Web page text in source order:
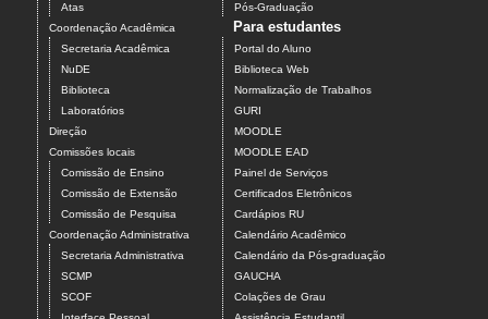
Atas
Coordenação Acadêmica
Secretaria Acadêmica
NuDE
Biblioteca
Laboratórios
Direção
Comissões locais
Comissão de Ensino
Comissão de Extensão
Comissão de Pesquisa
Coordenação Administrativa
Secretaria Administrativa
SCMP
SCOF
Pós-Graduação
Para estudantes
Portal do Aluno
Biblioteca Web
Normalização de Trabalhos
GURI
MOODLE
MOODLE EAD
Painel de Serviços
Certificados Eletrônicos
Cardápios RU
Calendário Acadêmico
Calendário da Pós-graduação
GAUCHA
Colações de Grau